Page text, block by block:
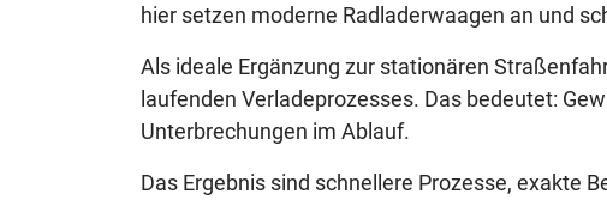
hier setzen moderne Radladerwaagen an und
Als ideale Ergänzung zur stationären
laufenden Verladeprozesses. Das bedeutet:
Unterbrechungen im Ablauf.
Das Ergebnis sind schnellere Prozesse, exakte